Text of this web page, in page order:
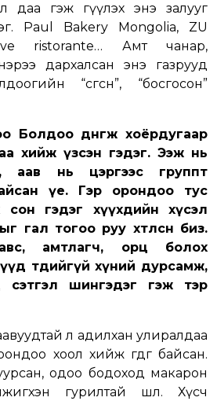
даа гэж өгүүлэх энэ залууг
Paul Bakery Mongolia, ZU
ristorante… Амт чанар,
дархалсан энэ газрууд
“өсгөсөн”, “босгосон”
Болдоо дөнгөж хоёрдугаар
хийж үзсэн гэдэг. Ээж нь
аав нь цэргээс группт
үе. Гэр орондоо тус
сон гэдэг хүүхдийн хүсэл
гал тогоо руу хөтөлсөн биз.
амтлагч, орц болох
төдийгүй хүний дурсамж,
сэтгэл шингэдэг гэж тэр
л адилхан улиралдаа
хоол хийж өгдөг байсан.
одоо бодоход макарон
гурилтай шөл. Хүсч